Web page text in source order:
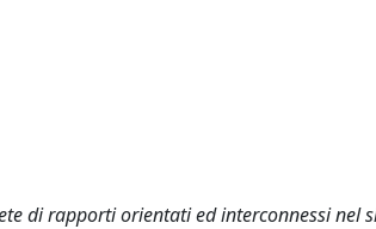
di rapporti orientati ed interconnessi